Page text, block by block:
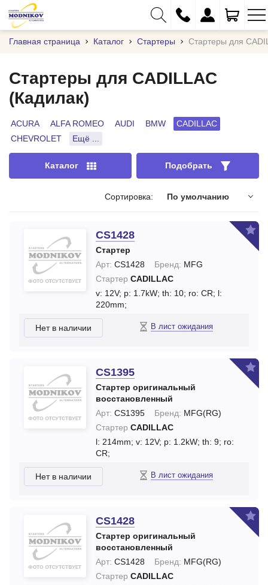
+375 (17) 373-97-09
info@modnikov.com
Главная страница Каталог Стартеры Стартеры для
Стартеры для CADILLAC
(Кадилак)
ACURA ALFA ROMEO AUDI BMW
CADILLAC
CHEVROLET
Ещё ...
Каталог Подобрать
Сортировка: По умолчанию
CS1428
Стартер
Арт: CS1428 Бренд: MFG
Стартер CADILLAC
v: 12V; p: 1.7kW; th: 10; ro: CR; l:
220mm;
Нет в наличии В лист ожидания
CS1395
Стартер оригинальный
восстановленный
Арт: CS1395 Бренд: MFG(RG)
Стартер CADILLAC
l: 214mm; v: 12V; p: 1.2kW; th: 9; ro:
CR;
Нет в наличии В лист ожидания
CS1428
Стартер оригинальный
восстановленный
Арт: CS1428 Бренд: MFG(RG)
Стартер CADILLAC